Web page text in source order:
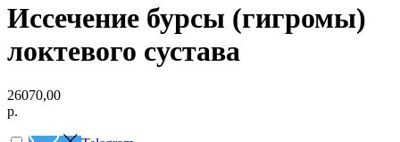
Иссечение бурсы (гигромы)
локтевого сустава
26070,00
р.